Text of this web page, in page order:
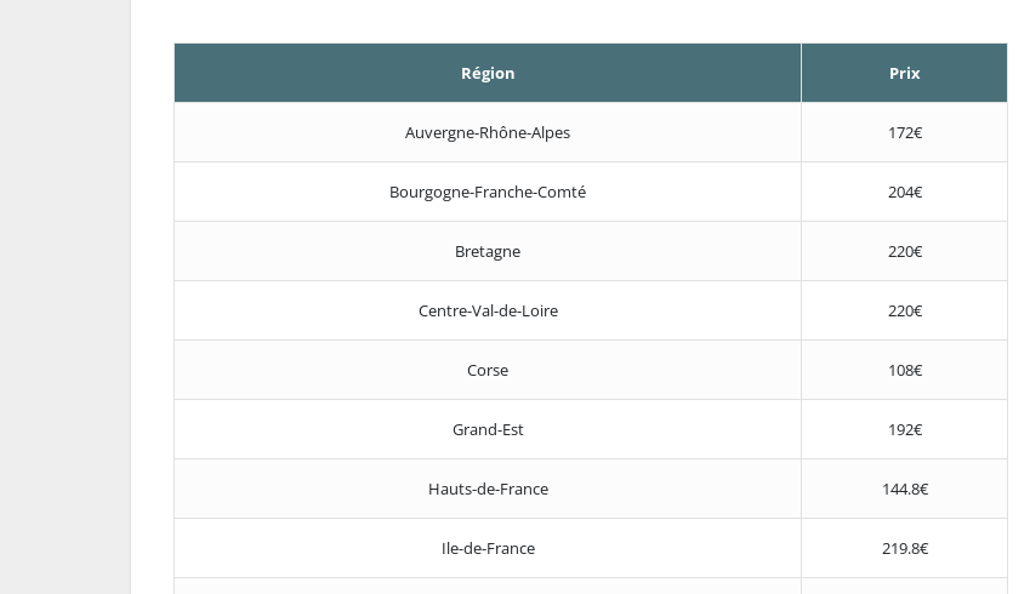
Région Prix
Auvergne-Rhône-Alpes 172€
Bourgogne-Franche-Comté 204€
Bretagne 220€
Centre-Val-de-Loire 220€
Corse 108€
Grand-Est 192€
Hauts-de-France 144.8€
Ile-de-France 219.8€